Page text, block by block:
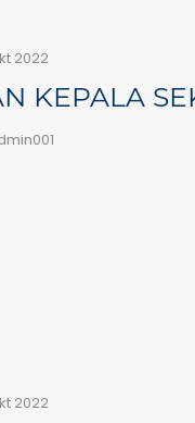
2022
KEPALA
2022